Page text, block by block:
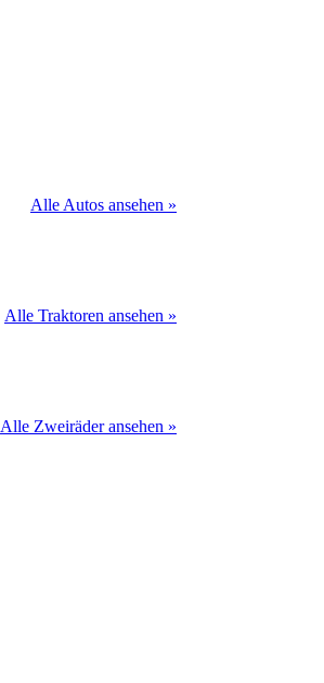
Alle Autos ansehen »
Alle Traktoren ansehen »
Alle Zweiräder ansehen »